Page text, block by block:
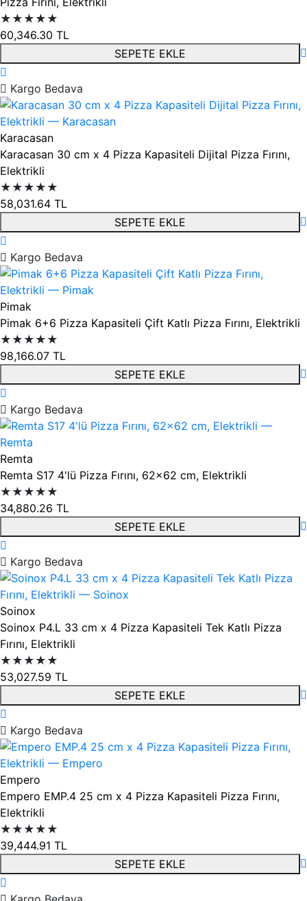
★★★★★
60,346.30 TL
SEPETE EKLE
Kargo Bedava
Karacasan
Karacasan 30 cm x 4 Pizza Kapasiteli Dijital Pizza Fırını,
Elektrikli
★★★★★
58,031.64 TL
SEPETE EKLE
Kargo Bedava
Pimak
Pimak 6+6 Pizza Kapasiteli Çift Katlı Pizza Fırını, Elektrikli
★★★★★
98,166.07 TL
SEPETE EKLE
Kargo Bedava
Remta
Remta S17 4'lü Pizza Fırını, 62x62 cm, Elektrikli
★★★★★
34,880.26 TL
SEPETE EKLE
Kargo Bedava
Soinox
Soinox P4.L 33 cm x 4 Pizza Kapasiteli Tek Katlı Pizza
Fırını, Elektrikli
★★★★★
53,027.59 TL
SEPETE EKLE
Kargo Bedava
Empero
Empero EMP.4 25 cm x 4 Pizza Kapasiteli Pizza Fırını,
Elektrikli
★★★★★
39,444.91 TL
SEPETE EKLE